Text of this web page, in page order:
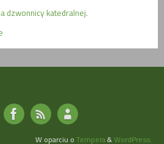
dzwonnicy katedralnej.
W oparciu o Tempera&WordPress.